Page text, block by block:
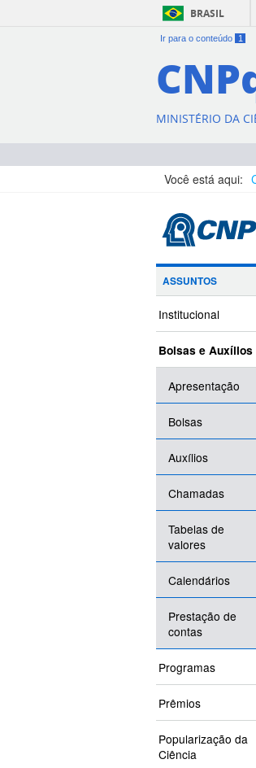
BRASIL
Ir para o conteúdo 1
MINISTÉRIO DA
Você está aqui:
ASSUNTOS
Institucional
Bolsas e Auxílios
Apresentação
Bolsas
Auxílios
Chamadas
Tabelas de
valores
Calendários
Prestação de
contas
Programas
Prêmios
Popularização da
Ciência